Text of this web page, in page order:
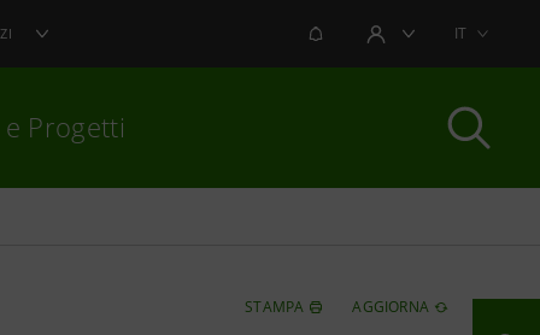
NOTIFICHEAREA UTENTEIT
e Progetti
STAMPA AGGIORNA